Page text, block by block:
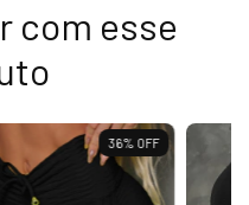
com esse
36% OFF